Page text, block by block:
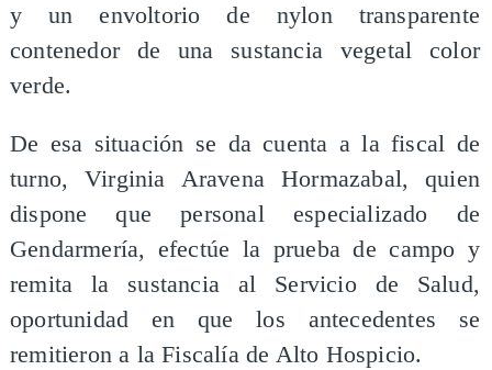
y un envoltorio de nylon transparente
contenedor de una sustancia vegetal color
verde.
De esa situación se da cuenta a la fiscal de
turno, Virginia Aravena Hormazabal, quien
dispone que personal especializado de
Gendarmería, efectúe la prueba de campo y
remita la sustancia al Servicio de Salud,
oportunidad en que los antecedentes se
remitieron a la Fiscalía de Alto Hospicio.